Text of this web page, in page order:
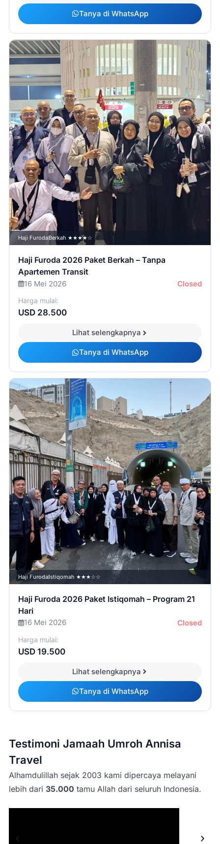
Tanya di WhatsApp
Haji FurodaBerkah ★★★★☆
Haji Furoda 2026 Paket Berkah – Tanpa
Apartemen Transit
16 Mei 2026 Closed
Harga mulai:
USD 28.500
Lihat selengkapnya
Tanya di WhatsApp
Haji FurodaIstiqomah ★★★☆☆
Haji Furoda 2026 Paket Istiqomah – Program 21
Hari
16 Mei 2026 Closed
Harga mulai:
USD 19.500
Lihat selengkapnya
Tanya di WhatsApp
Testimoni Jamaah Umroh Annisa
Travel
Alhamdulillah sejak 2003 kami dipercaya melayani
lebih dari 35.000 tamu Allah dari seluruh Indonesia.